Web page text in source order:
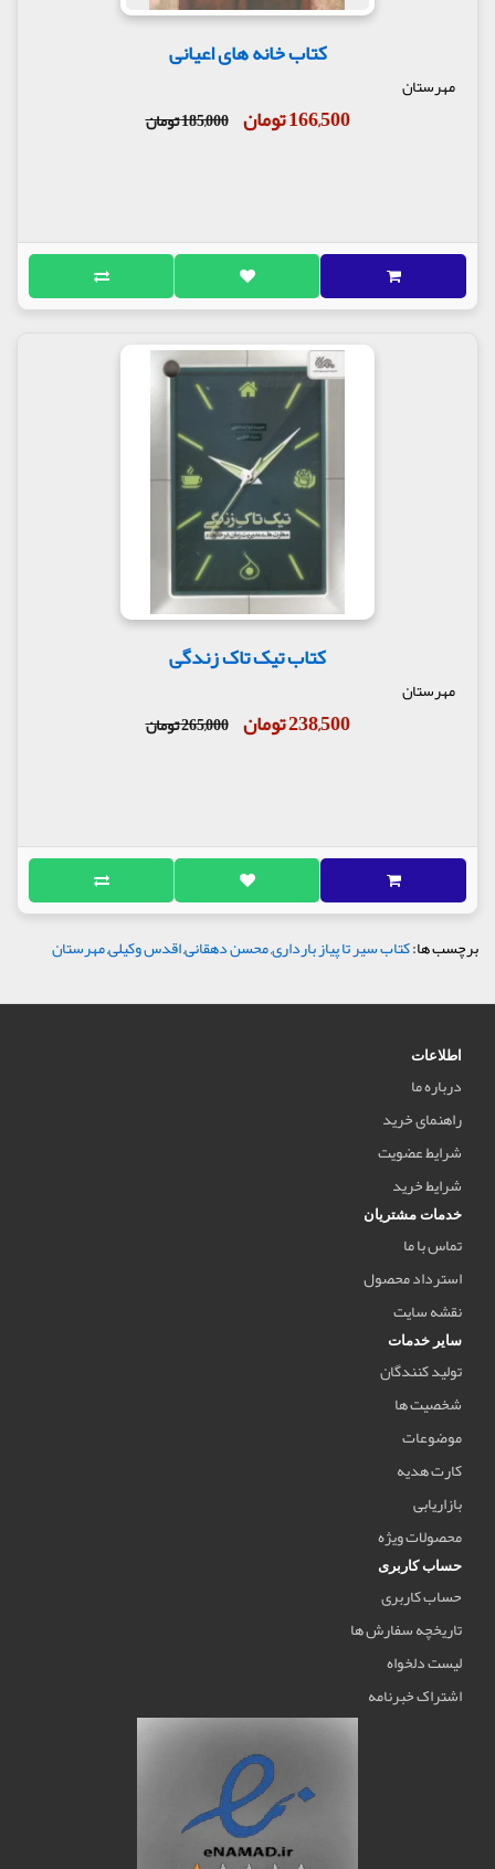
کتاب خانه های اعیانی
مهرستان
166,500 تومان 185,000 تومان
کتاب تیک تاک زندگی
مهرستان
238,500 تومان 265,000 تومان
برچسب ها:کتاب سیر تا پیاز بارداری,محسن دهقانی,اقدس وکیلی,مهرستان
اطلاعات
درباره ما
راهنمای خرید
شرایط عضویت
شرایط خرید
خدمات مشتریان
تماس با ما
استرداد محصول
نقشه سایت
سایر خدمات
تولید کنندگان
شخصیت ها
موضوعات
کارت هدیه
بازاریابی
محصولات ویژه
حساب کاربری
حساب کاربری
تاریخچه سفارش ها
لیست دلخواه
اشتراک خبرنامه